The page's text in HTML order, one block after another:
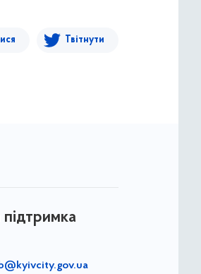
Твітнути
підтримка